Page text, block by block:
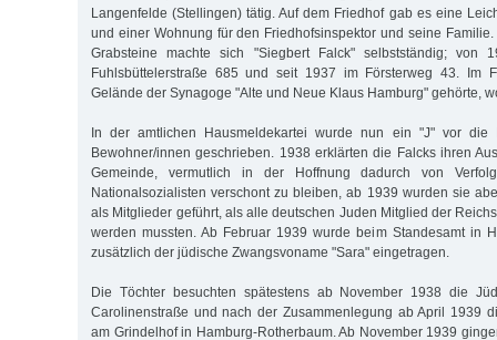
Langenfelde (Stellingen) tätig. Auf dem Friedhof gab es eine
und einer Wohnung für den Friedhofsinspektor und seine
Grabsteine machte sich "Siegbert Falck" selbstständig;
Fuhlsbüttelerstraße 685 und seit 1937 im Försterweg 43. Im
Gelände der Synagoge "Alte und Neue Klaus Hamburg" gehörte,
In der amtlichen Hausmeldekartei wurde nun ein "J" vor die
Bewohner/innen geschrieben. 1938 erklärten die Falcks ihren
Gemeinde, vermutlich in der Hoffnung dadurch von
Nationalsozialisten verschont zu bleiben, ab 1939 wurden sie
als Mitglieder geführt, als alle deutschen Juden Mitglied der
werden mussten. Ab Februar 1939 wurde beim Standesamt in
zusätzlich der jüdische Zwangsvoname "Sara" eingetragen.
Die Töchter besuchten spätestens ab November 1938 die
Carolinenstraße und nach der Zusammenlegung ab April 1939
am Grindelhof in Hamburg-Rotherbaum. Ab November 1939